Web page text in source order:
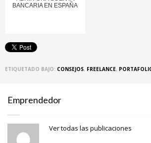
BANCARIA EN ESPAÑA
ETIQUETADO BAJO: CONSEJOS, FREELANCE,
Emprendedor
Ver todas las publicaciones